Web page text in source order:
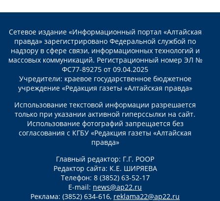
Сетевое издание «Информационный портал «Алтайская
правда» зарегистрировано Федеральной службой по
надзору в сфере связи, информационных технологий и
массовых коммуникаций. Регистрационный номер ЭЛ №
ФС77-89275 от 09.04.2025
Учредители: краевое государственное бюджетное
учреждение «Редакция газеты «Алтайская правда»
Использование текстовой информации разрешается
только при указании активной гиперссылки на сайт.
Использование фотографий запрещается без
согласования с КГБУ «Редакция газеты «Алтайская
правда»
Главный редактор: Г.Г. РООР
Редактор сайта: К.Е. ШИРЯЕВА
Телефон: 8 (3852) 63-52-17
E-mail: news@ap22.ru
Реклама: (3852) 634-616, reklama22@ap22.ru